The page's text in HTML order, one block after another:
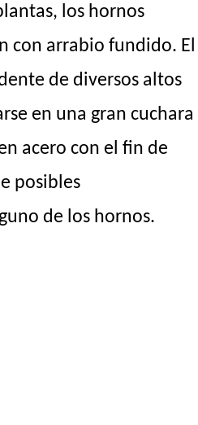
los hornos
con arrabio fundido. El
de diversos altos
en una gran cuchara
acero con el fin de
posibles
de los hornos.